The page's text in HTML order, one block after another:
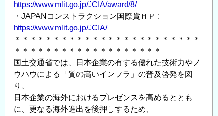
https://www.mlit.go.jp/JCIA/award/8/
・JAPANコンストラクション国際賞ＨＰ :
https://www.mlit.go.jp/JCIA/
＊＊＊＊＊＊＊＊＊＊＊＊＊＊＊＊＊＊＊＊＊＊＊＊
＊＊＊＊＊＊＊＊＊＊＊＊＊＊＊＊＊＊＊
国土交通省では、日本企業の有する優れた技術力やノ
ウハウによる「質の高いインフラ」の普及啓発を図
り、
日本企業の海外におけるプレゼンスを高めるととも
に、更なる海外進出を後押しするため、